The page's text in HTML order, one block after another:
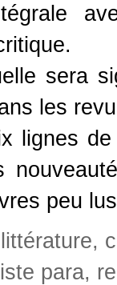
sera
les
lignes
peu
littérature,
para,